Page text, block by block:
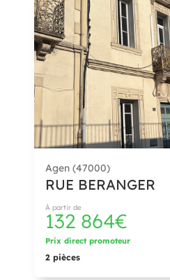
Agen (47000)
RUE BERANGER
À partir de
132 864€
Prix direct promoteur
2 pièces